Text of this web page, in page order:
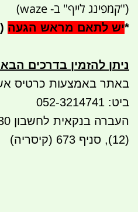
("קמפינג לייף" ב- waze)
*יש לתאם מראש הגעה
ניתן להזמין בדרכים
באתר באמצעות כרטיס
ביט: 052-3214741
(12), סניף 673 (קיסריה)